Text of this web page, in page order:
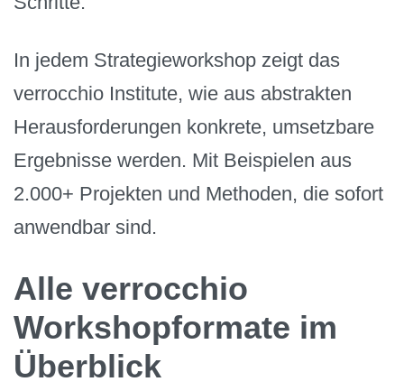
In jedem Strategieworkshop zeigt das
verrocchio Institute, wie aus abstrakten
Herausforderungen konkrete, umsetzbare
Ergebnisse werden. Mit Beispielen aus
2.000+ Projekten und Methoden, die sofort
anwendbar sind.
Alle verrocchio
Workshopformate im
Überblick